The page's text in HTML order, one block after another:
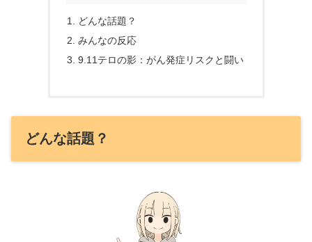
どんな話題？
みんなの反応
9.11テロの影：がん発症リスクと闘い
どんな話題？